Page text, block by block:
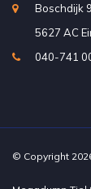
Boschdijk
5627 AC
040-741
© Copyright